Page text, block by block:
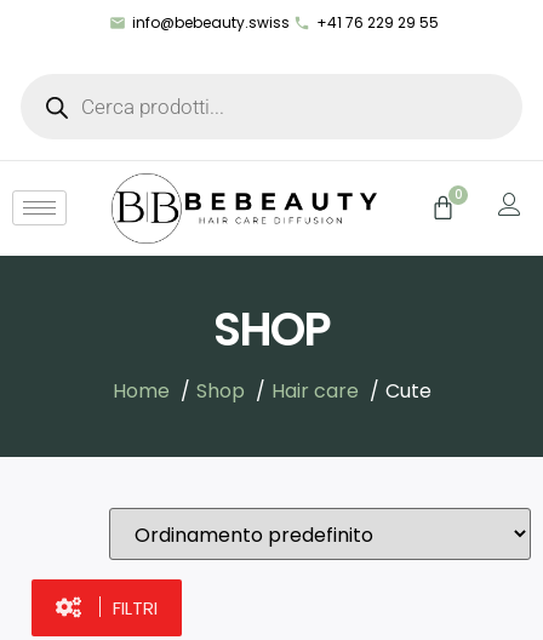
info@bebeauty.swiss +41 76 229 29 55
0
SHOP
Home Shop Hair care Cute
FILTRI